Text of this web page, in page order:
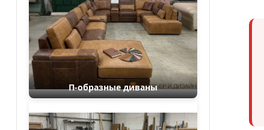
П-образные диваны